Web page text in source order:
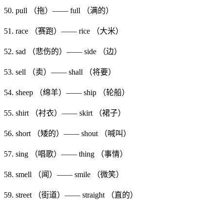
50. pull （拖）—— full （满的）
51. race （赛跑）—— rice （大米）
52. sad （悲伤的）—— side （边）
53. sell （卖）—— shall （将要）
54. sheep （绵羊）—— ship （轮船）
55. shirt （衬衣）—— skirt （裙子）
56. short （矮的）—— shout （喊叫）
57. sing （唱歌）—— thing （事情）
58. smell （闻）—— smile （微笑）
59. street （街道）—— straight （直的）